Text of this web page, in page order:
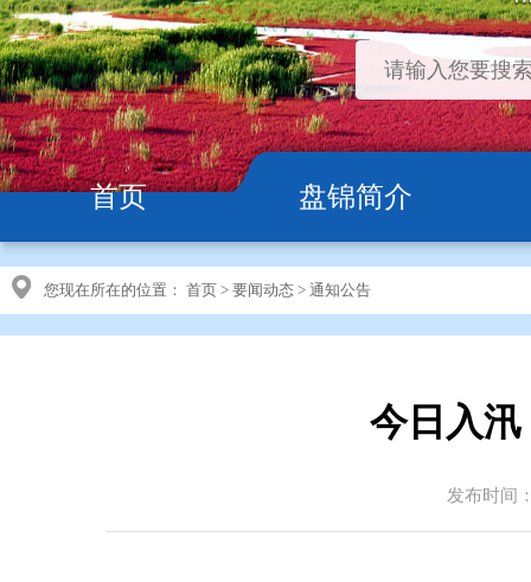
首页 盘锦简介
您现在所在的位置： 首页 > 要闻动态 > 通知公告
今日入
发布时间